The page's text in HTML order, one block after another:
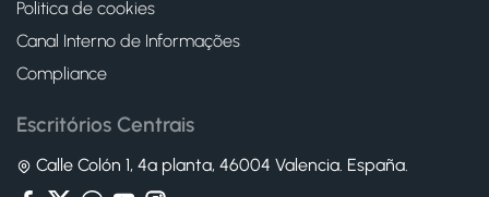
Politica de cookies
Canal Interno de Informações
Compliance
Escritórios Centrais
Calle Colón 1, 4ª planta, 46004 Valencia. España.